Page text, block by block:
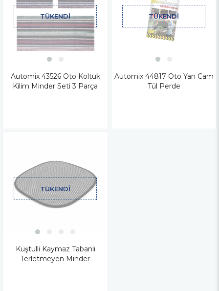
TÜKENDI
Automix 43526 Oto Koltuk
Kilim Minder Seti 3 Parça
TÜKENDI
Automix 44817 Oto Yan Cam
Tül Perde
TÜKENDI
Kuştulli Kaymaz Tabanlı
Terletmeyen Minder